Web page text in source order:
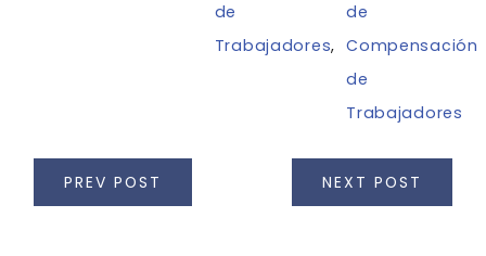
de
Trabajadores,
de
Compensación
de
Trabajadores
PREV POST NEXT POST